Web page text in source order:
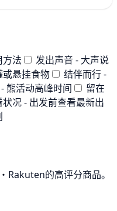
方法
发出声音 - 大声说
或悬挂食物
结伴而行 -
熊活动高峰时间
留在
状况 - 出发前查看最新出
Rakuten的高评分商品。